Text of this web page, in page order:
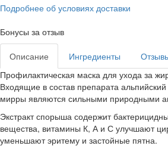
Подробнее об условиях доставки
Бонусы за отзыв
Описание Ингредиенты
Профилактическая маска для ухода за
Входящие в состав препарата
мирры являются сильными природными
Экстракт спорыша содержит
вещества, витамины К, А и С улучшают
уменьшают эритему и застойные пятна.